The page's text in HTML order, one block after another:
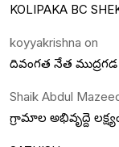
KOLIPAKA BC
koyyakrishna on
దివంగత నేత
Shaik Abdul
గ్రామాల అభివృద్దె